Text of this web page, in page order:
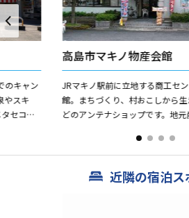
のキャン
やスキ
セコイ
高島市マキノ物産会館
JRマキノ駅前に立地する商工セ
館。まちづくり、村おこしから
どのアンテナショップです。地
や、健康野菜の地元産ヤ...
近隣の宿泊ス